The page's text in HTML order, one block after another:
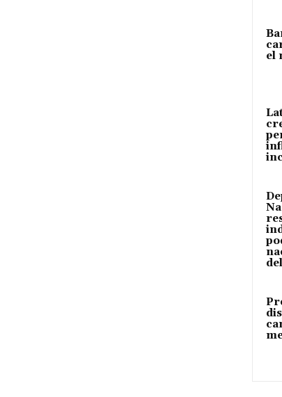
el